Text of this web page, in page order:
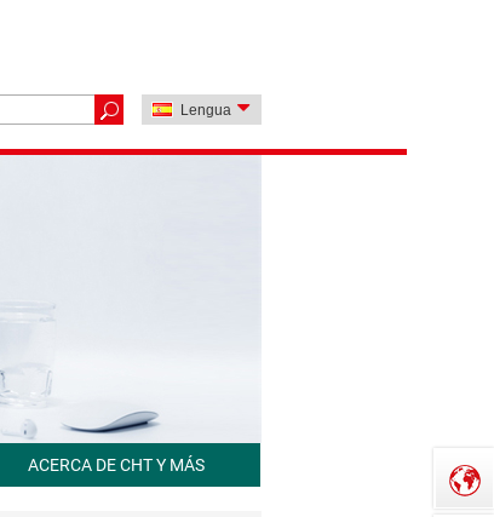
Lengua
ACERCA DE CHT Y MÁS